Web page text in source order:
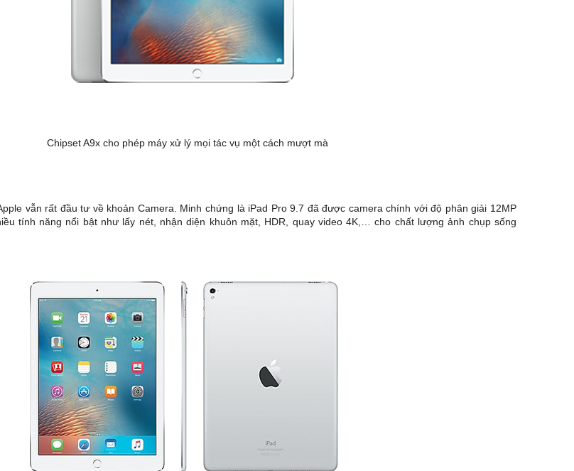
Chipset A9x cho phép máy xử lý mọi tác vụ một cách mượt mà
vẫn rất đầu tư về khoản Camera. Minh chứng là iPad Pro 9.7 đã được camera chính với độ phân giải 12MP
tính năng nổi bật như lấy nét, nhận diện khuôn mặt, HDR, quay video 4K,… cho chất lượng ảnh chụp sống